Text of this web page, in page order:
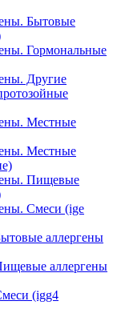
Бытовые
Гормональные
Другие
Местные
Местные
Пищевые
Смеси (ige
аллергены
аллергены
(igg4